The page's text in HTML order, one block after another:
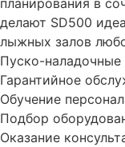
планирования в
делают SD500
лыжных залов
Пуско-
Гарантийное
Обучение
Подбор
Оказание